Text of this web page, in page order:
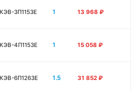
3П1153E 1 13 968 ₽
4П1153E 1 15 058 ₽
6П1263E 1.5 31 852 ₽